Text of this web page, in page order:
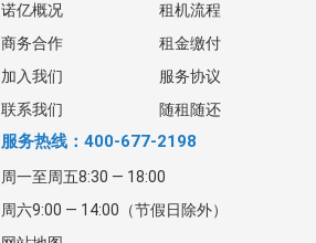
诺亿概况
商务合作
加入我们
联系我们
租机流程
租金缴付
服务协议
随租随还
服务热线：400-677-2198
周一至周五8:30 — 18:00
周六9:00 — 14:00（节假日除外）